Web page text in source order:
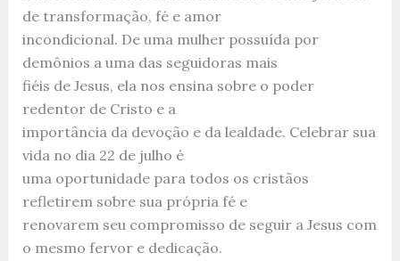
de transformação, fé e amor
incondicional. De uma mulher possuída por
demônios a uma das seguidoras mais
fiéis de Jesus, ela nos ensina sobre o poder
redentor de Cristo e a
importância da devoção e da lealdade. Celebrar sua
vida no dia 22 de julho é
uma oportunidade para todos os cristãos
refletirem sobre sua própria fé e
renovarem seu compromisso de seguir a Jesus com
o mesmo fervor e dedicação.